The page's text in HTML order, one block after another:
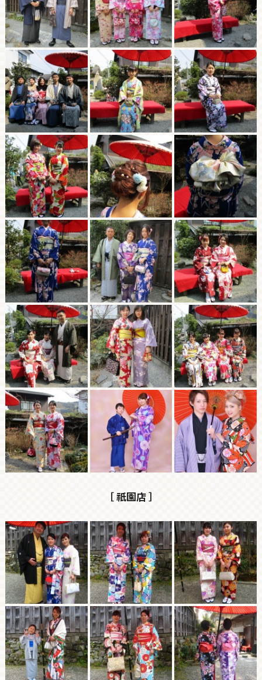
［ 祇園店 ］